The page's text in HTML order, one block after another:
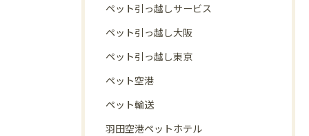
ペット引っ越しサービス
ペット引っ越し大阪
ペット引っ越し東京
ペット空港
ペット輸送
羽田空港ペットホテル